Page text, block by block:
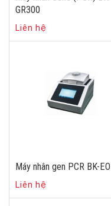
GR300
Liên hệ
Máy nhân gen PCR BK-EO
Liên hệ